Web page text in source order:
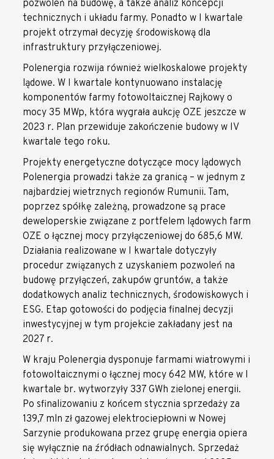
pozwoleń na budowę, a także analiz koncepcji
technicznych i układu farmy. Ponadto w I kwartale
projekt otrzymał decyzję środowiskową dla
infrastruktury przyłączeniowej.
Polenergia rozwija również wielkoskalowe projekty
lądowe. W I kwartale kontynuowano instalację
komponentów farmy fotowoltaicznej Rajkowy o
mocy 35 MWp, która wygrała aukcję OZE jeszcze w
2023 r. Plan przewiduje zakończenie budowy w IV
kwartale tego roku.
Projekty energetyczne dotyczące mocy lądowych
Polenergia prowadzi także za granicą – w jednym z
najbardziej wietrznych regionów Rumunii. Tam,
poprzez spółkę zależną, prowadzone są prace
deweloperskie związane z portfelem lądowych farm
OZE o łącznej mocy przyłączeniowej do 685,6 MW.
Działania realizowane w I kwartale dotyczyły
procedur związanych z uzyskaniem pozwoleń na
budowę przyłączeń, zakupów gruntów, a także
dodatkowych analiz technicznych, środowiskowych i
ESG. Etap gotowości do podjęcia finalnej decyzji
inwestycyjnej w tym projekcie zakładany jest na
2027 r.
W kraju Polenergia dysponuje farmami wiatrowymi i
fotowoltaicznymi o łącznej mocy 642 MW, które w I
kwartale br. wytworzyły 337 GWh zielonej energii.
Po sfinalizowaniu z końcem stycznia sprzedaży za
139,7 mln zł gazowej elektrociepłowni w Nowej
Sarzynie produkowana przez grupę energia opiera
się wyłącznie na źródłach odnawialnych. Sprzedaż